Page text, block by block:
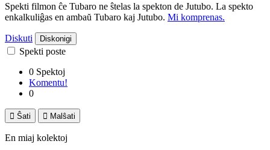
Spekti filmon ĉe Tubaro ne ŝtelas la spekton de Jutubo. La spekto
enkalkuliĝas en ambaŭ Tubaro kaj Jutubo. Mi komprenas.
Diskuti Diskonigi
Spekti poste
0 Spektoj
Komentu!
0
 Ŝati  Malŝati
En miaj kolektoj